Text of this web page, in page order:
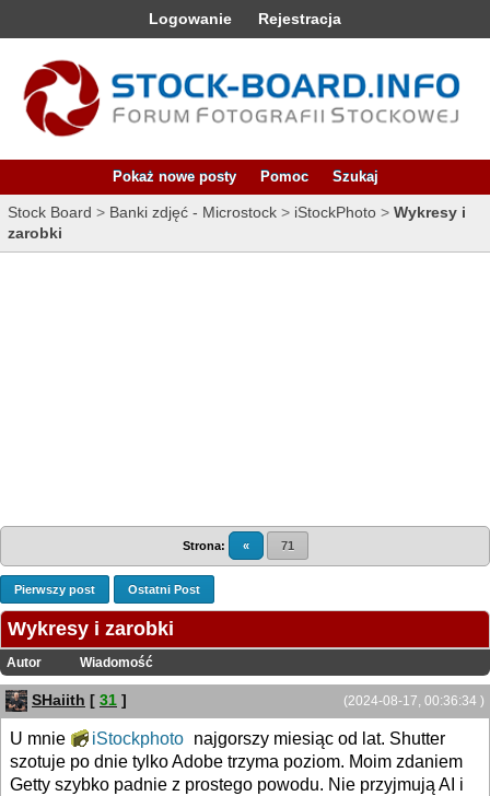
Logowanie Rejestracja
Pokaż nowe posty Pomoc Szukaj
Stock Board > Banki zdjęć - Microstock > iStockPhoto > Wykresy i
zarobki
Strona: « 71
Pierwszy post Ostatni Post
Wykresy i zarobki
Autor Wiadomość
(2024-08-17, 00:36:34 )
SHaiith [ 31 ]
U mnie iStockphoto najgorszy miesiąc od lat. Shutter
szotuje po dnie tylko Adobe trzyma poziom. Moim zdaniem
Getty szybko padnie z prostego powodu. Nie przyjmują AI i